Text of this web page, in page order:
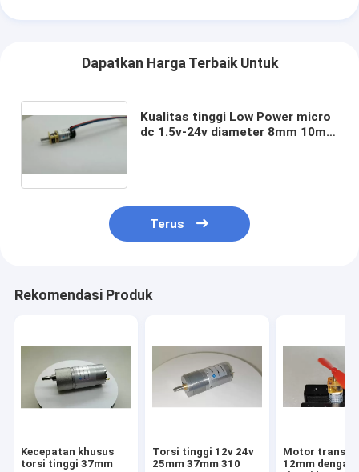
Dapatkan Harga Terbaik Untuk
Kualitas tinggi Low Power micro
dc 1.5v-24v diameter 8mm 10mm
Terus
Rekomendasi Produk
Kecepatan khusus
torsi tinggi 37mm
Torsi tinggi 12v 24v
25mm 37mm 310
Motor
12mm